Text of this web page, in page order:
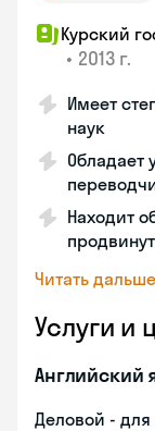
Курский
• 2013 г.
Имеет
наук
Обладает
Находит
Читать дальше
Услуги и
Английский
Деловой - для